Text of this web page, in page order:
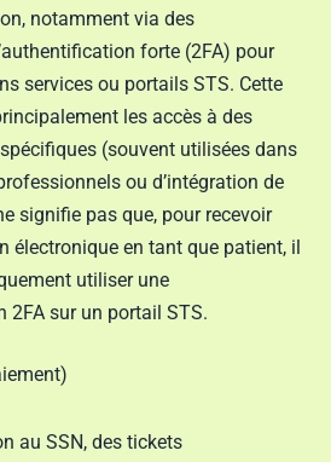
notamment via des
forte (2FA) pour
services ou portails STS. Cette
les accès à des
(souvent utilisées dans
ou d’intégration de
signifie pas que, pour recevoir
électronique en tant que patient, il
utiliser une
2FA sur un portail STS.
au SSN, des tickets